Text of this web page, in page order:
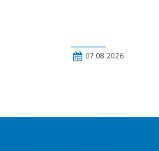
07.08.2026